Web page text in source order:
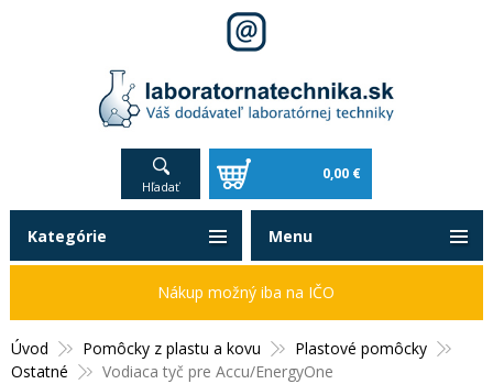
Hľadať
0,00 €
Úvod Pomôcky z plastu a kovu
Plastové pomôcky
Ostatné
Vodiaca tyč pre Accu/EnergyOne
Kategórie
Nákup možný iba na IČO
Menu